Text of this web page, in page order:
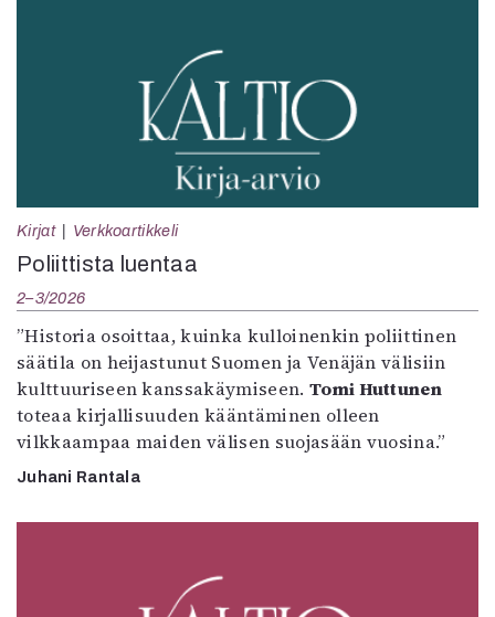
Kirjat Verkkoartikkeli
Poliittista luentaa
2–3/2026
”Historia osoittaa, kuinka kulloinenkin poliittinen
säätila on heijastunut Suomen ja Venäjän välisiin
kulttuuriseen kanssakäymiseen. Tomi Huttunen
toteaa kirjallisuuden kääntäminen olleen
vilkkaampaa maiden välisen suojasään vuosina.”
Juhani Rantala